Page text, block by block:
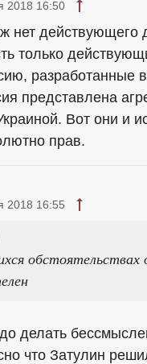
2018 16:50
нет действующего
только
разработанные
представлена
Вот они и
прав.
2018 16:55
обстоятельствах
делать
что Затулин